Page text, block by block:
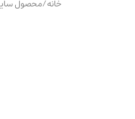
خانه/محصول